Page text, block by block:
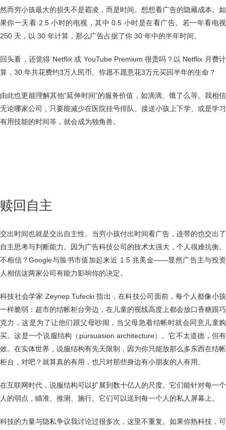
然而穷小孩最大的损失不是霸凌，而是时间。想想看广告的隐藏成本。如
果你一天看 2.5 小时的电视，其中 0.5 小时是在看广告。若一年看电视
250 天，以 30 年计算，那么广告占据了你 30 年中的半年时间。
回头看，还觉得 Netflix 或 YouTube Premium 很贵吗？以 Netflix 月费计
算，30 年共花费约3万人民币。你愿不愿意花3万元买回半年的生命？
由此也更能理解其他“延伸时间”的服务价值，如滴滴、饿了么等。我相信
无论哪家公司，只要能减少在医院挂号排队、接送小孩上下学、或是学习
有用技能的时间等，就会成为独角兽。
赎回自主
交出时间也就是交出自主性。当穷小孩付出时间看广告，连带的也交出了
自主思考与判断能力。因为广告科技公司的技术太强大，个人很难抗衡。
不相信？Google与脸书市值加起来近 1.5 兆美金——显然广告主与投资
人相信这两家公司有能力影响你的决定。
科技社会学家 Zeynep Tufecki 指出，在科技公司面前，每个人都像小孩
一样脆弱：超市的结帐柜台旁边，在儿童的视线高度上都会放口香糖跟巧
克力，这是为了让他们跟父母吵闹，当父母急着结帐时就会同意儿童购
买。这是一个说服结构（pursuasion architecture）。它不太道德，但有
效。在实体世界，说服结构有先天限制，因为你只能放那么多东西在结帐
柜台，对吧？就算真的有用，也只对那些身边有小朋友的人有用。
在互联网时代，说服结构可以扩展到数十亿人的尺度。它们能针对每一个
人的弱点，瞄准、推测、施行。它们可以送到每一个人的私人屏幕上。
科技的力量与隐私争议我讨论过很多次，这里不重复。如果你熟科技，可